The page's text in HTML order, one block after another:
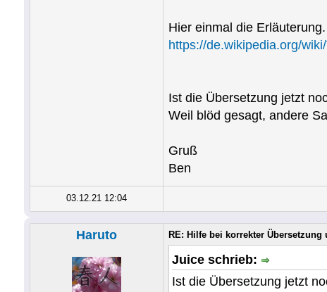
Hier einmal die Erläuterung.
https://de.wikipedia.org/
Ist die Übersetzung jetzt
Weil blöd gesagt, andere
Gruß
Ben
03.12.21 12:04
Haruto RE: Hilfe bei korrekter Übersetzung
Juice schrieb:
Ist die Übersetzung jetzt